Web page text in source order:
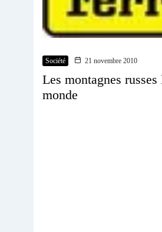
Société 21 novembre 2010
Les montagnes
monde